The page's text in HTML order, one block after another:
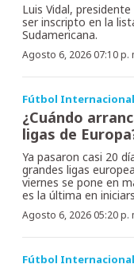
Luis Vidal,
ser inscripto en la
Sudamericana.
Agosto 6, 2026 07:10 p.
Fútbol Internacional
¿Cuándo
ligas de
Ya pasaron casi 20
grandes ligas
viernes se pone en
es la última en
Agosto 6, 2026 05:20 p.
Fútbol Internacional